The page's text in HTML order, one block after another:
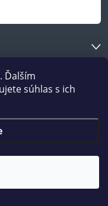
Ďalším
súhlas s ich
práva vyhradené.